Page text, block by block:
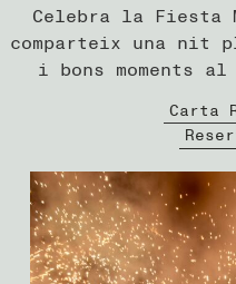
Celebra la Fiesta
comparteix una nit
i bons moments
Carta